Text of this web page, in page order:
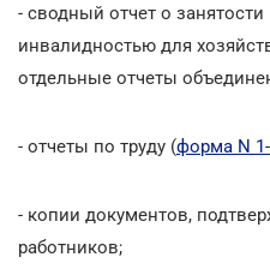
- сводный отчет о
инвалидностью для
отдельные отчеты
- отчеты по труду (форма N
- копии документов,
работников;